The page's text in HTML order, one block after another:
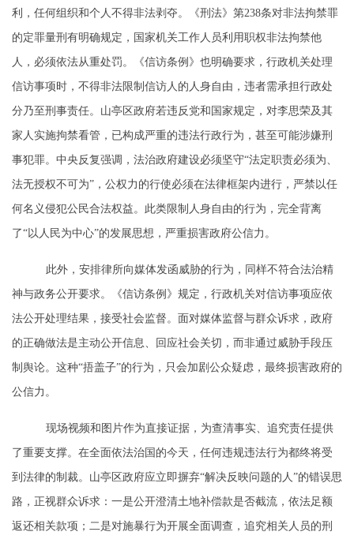
利，任何组织和个人不得非法剥夺。《刑法》第238条对非法拘禁罪
的定罪量刑有明确规定，国家机关工作人员利用职权非法拘禁他
人，必须依法从重处罚。《信访条例》也明确要求，行政机关处理
信访事项时，不得非法限制信访人的人身自由，违者需承担行政处
分乃至刑事责任。山亭区政府若违反党和国家规定，对李思荣及其
家人实施拘禁看管，已构成严重的违法行政行为，甚至可能涉嫌刑
事犯罪。中央反复强调，法治政府建设必须坚守“法定职责必须为、
法无授权不可为”，公权力的行使必须在法律框架内进行，严禁以任
何名义侵犯公民合法权益。此类限制人身自由的行为，完全背离
了“以人民为中心”的发展思想，严重损害政府公信力。
此外，安排律所向媒体发函威胁的行为，同样不符合法治精
神与政务公开要求。《信访条例》规定，行政机关对信访事项应依
法公开处理结果，接受社会监督。面对媒体监督与群众诉求，政府
的正确做法是主动公开信息、回应社会关切，而非通过威胁手段压
制舆论。这种“捂盖子”的行为，只会加剧公众疑虑，最终损害政府的
公信力。
现场视频和图片作为直接证据，为查清事实、追究责任提供
了重要支撑。在全面依法治国的今天，任何违规违法行为都终将受
到法律的制裁。山亭区政府应立即摒弃“解决反映问题的人”的错误思
路，正视群众诉求：一是公开澄清土地补偿款是否截流，依法足额
返还相关款项；二是对施暴行为开展全面调查，追究相关人员的刑